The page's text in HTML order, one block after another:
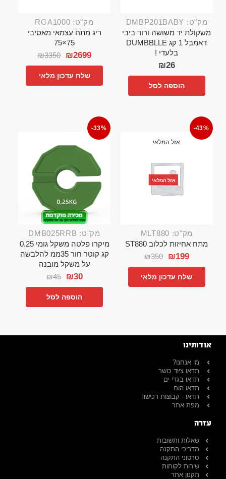
מק"ט: DMBP201BABY
משקולת יד משושה ורוד ביבי
דאמבל 1 קג DUMBBLLE
בלעדי !
₪26
הוספה לסל
מק"ט: RGA1000
ריג מתח עצמאי מאסיבי
75×75
₪3350 ₪2699
שלח עדכון מלאי
-43%
אזל המלאי
אזל המלאי
מק"ט: MLT880
מתח אחיזות לכלוב ST880
₪350 ₪199
שלח עדכון מלאי
-33%
מק"ט: DMB025RRB
מיקרו פלטה משקל גומי 0.25
קג קוטר חור 35ממ להלבשה
על משקל מובנה
₪45 ₪30
הוספה לסל
אודותינו
מי אנחנו?
תדאו ציוד כושר
תדאו בגדי ים
תדאו הום
תדאו - קבוצות רכישה
מפת אתר
עזרה
שאלות ותשובות
מדריכי התקנה
סרטוני התקנה
שירות לקוחות
תקנון אתר